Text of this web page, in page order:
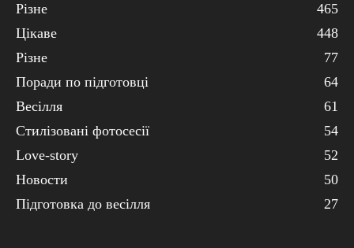
Різне
465
Цікаве
448
Різне
77
Поради по підготовці
64
Весілля
61
Стилізовані фотосесії
54
Love-story
52
Новости
50
Підготовка до весілля
27